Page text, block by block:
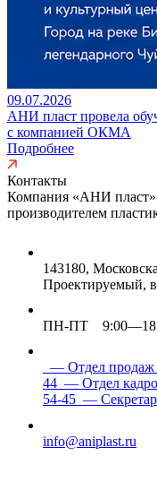
09.07.2026
АНИ пласт провела
с компанией ОКМА
Подробнее
Контакты
Компания «АНИ пласт»
производителем
143180,
Проектируемый,
ПН-ПТ
— Отдел продаж
44 — Отдел
54-45 —
info@aniplast.ru